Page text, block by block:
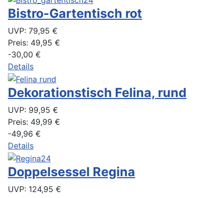
Bistro-Gartentisch rot
UVP: 79,95 €
Preis: 49,95 €
-30,00 €
Details
Dekorationstisch Felina, rund
UVP: 99,95 €
Preis: 49,99 €
-49,96 €
Details
Doppelsessel Regina
UVP: 124,95 €